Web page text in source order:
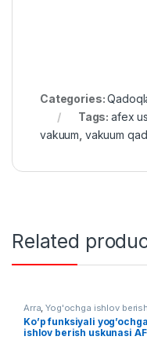
Categories:
Tags:afex
vakuum vakuum
Related
Arra ,Yog'ochga ishlov berish
Ko’p funksiyali yog’ochga
ishlov berish uskunasi